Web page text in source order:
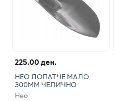
225.00 ден.
НЕО ЛОПАТЧЕ МАЛО
300ММ ЧЕЛИЧНО
Нео